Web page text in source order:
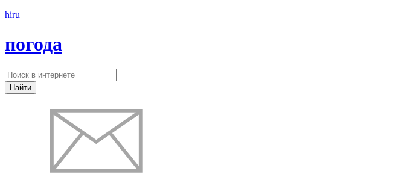
hiru
погода
Найти